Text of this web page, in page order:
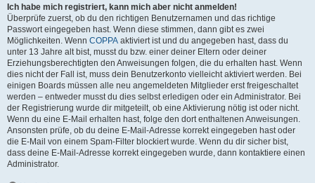
Ich habe mich registriert, kann mich aber nicht anmelden!
Überprüfe zuerst, ob du den richtigen Benutzernamen und das richtige
Passwort eingegeben hast. Wenn diese stimmen, dann gibt es zwei
Möglichkeiten. Wenn COPPA aktiviert ist und du angegeben hast, dass du
unter 13 Jahre alt bist, musst du bzw. einer deiner Eltern oder deiner
Erziehungsberechtigten den Anweisungen folgen, die du erhalten hast. Wenn
dies nicht der Fall ist, muss dein Benutzerkonto vielleicht aktiviert werden. Bei
einigen Boards müssen alle neu angemeldeten Mitglieder erst freigeschaltet
werden – entweder musst du dies selbst erledigen oder ein Administrator. Bei
der Registrierung wurde dir mitgeteilt, ob eine Aktivierung nötig ist oder nicht.
Wenn du eine E-Mail erhalten hast, folge den dort enthaltenen Anweisungen.
Ansonsten prüfe, ob du deine E-Mail-Adresse korrekt eingegeben hast oder
die E-Mail von einem Spam-Filter blockiert wurde. Wenn du dir sicher bist,
dass deine E-Mail-Adresse korrekt eingegeben wurde, dann kontaktiere einen
Administrator.